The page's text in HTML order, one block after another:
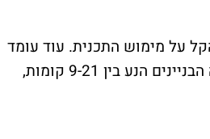
על מימוש התכנית. עוד עומד
בבסיס התכנון בינוי המחזק את הטופוגרפיה הקיימת הנתמכת גם בגובה הבניינים הנע בין 9-21 קומות,